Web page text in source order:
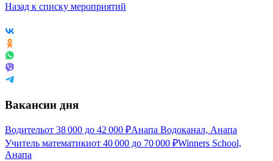
Назад к списку мероприятий
Вакансии дня
Водительот 38 000 до 42 000 ₽Анапа Водоканал, Анапа
Учитель математикиот 40 000 до 70 000 ₽Winners School,
Анапа